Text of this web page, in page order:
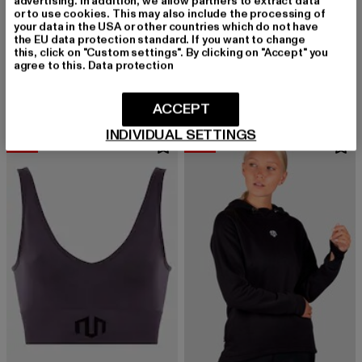
MOROTAI
Light
MOROTAI
Sakura Travel
-40%
or to use cookies. This may also include the processing of
your data in the USA or other countries which do not have
the EU data protection standard. If you want to change
this, click on "Custom settings". By clicking on "Accept" you
agree to this. Data protection
INDIVIDUAL SETTINGS
ACCEPT